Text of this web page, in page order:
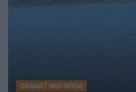
DRAMAT NAD WODĄ